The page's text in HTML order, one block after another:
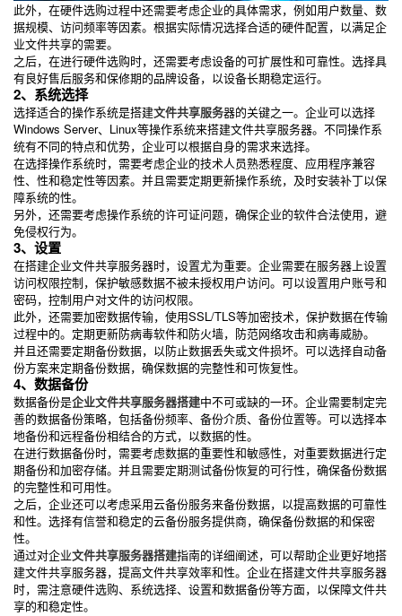
此外，在硬件选购过程中还需要考虑企业的具体需求，例如用户数量、数
据规模、访问频率等因素。根据实际情况选择合适的硬件配置，以满足企
业文件共享的需要。
之后，在进行硬件选购时，还需要考虑设备的可扩展性和可靠性。选择具
有良好售后服务和保修期的品牌设备，以设备长期稳定运行。
2、系统选择
选择适合的操作系统是搭建文件共享服务器的关键之一。企业可以选择
Windows Server、Linux等操作系统来搭建文件共享服务器。不同操作系
统有不同的特点和优势，企业可以根据自身的需求来选择。
在选择操作系统时，需要考虑企业的技术人员熟悉程度、应用程序兼容
性、性和稳定性等因素。并且需要定期更新操作系统，及时安装补丁以保
障系统的性。
另外，还需要考虑操作系统的许可证问题，确保企业的软件合法使用，避
免侵权行为。
3、设置
在搭建企业文件共享服务器时，设置尤为重要。企业需要在服务器上设置
访问权限控制，保护敏感数据不被未授权用户访问。可以设置用户账号和
密码，控制用户对文件的访问权限。
此外，还需要加密数据传输，使用SSL/TLS等加密技术，保护数据在传输
过程中的。定期更新防病毒软件和防火墙，防范网络攻击和病毒威胁。
并且还需要定期备份数据，以防止数据丢失或文件损坏。可以选择自动备
份方案来定期备份数据，确保数据的完整性和可恢复性。
4、数据备份
数据备份是企业文件共享服务器搭建中不可或缺的一环。企业需要制定完
善的数据备份策略，包括备份频率、备份介质、备份位置等。可以选择本
地备份和远程备份相结合的方式，以数据的性。
在进行数据备份时，需要考虑数据的重要性和敏感性，对重要数据进行定
期备份和加密存储。并且需要定期测试备份恢复的可行性，确保备份数据
的完整性和可用性。
之后，企业还可以考虑采用云备份服务来备份数据，以提高数据的可靠性
和性。选择有信誉和稳定的云备份服务提供商，确保备份数据的和保密
性。
通过对企业文件共享服务器搭建指南的详细阐述，可以帮助企业更好地搭
建文件共享服务器，提高文件共享效率和性。企业在搭建文件共享服务器
时，需注意硬件选购、系统选择、设置和数据备份等方面，以保障文件共
享的和稳定性。